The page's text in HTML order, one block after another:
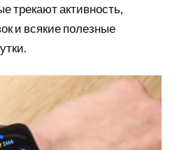
трекают активность,
и всякие полезные